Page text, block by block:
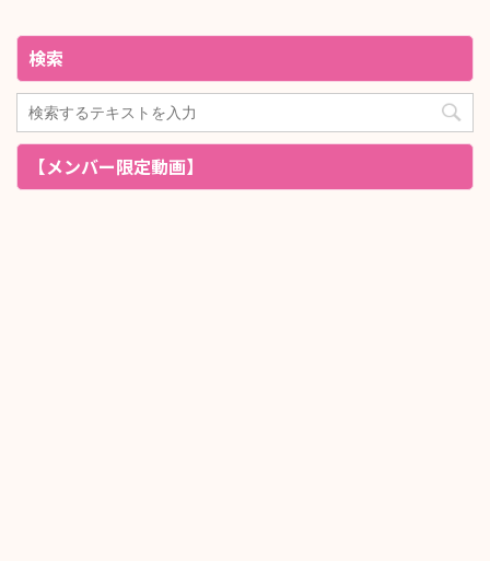
検索
【メンバー限定動画】